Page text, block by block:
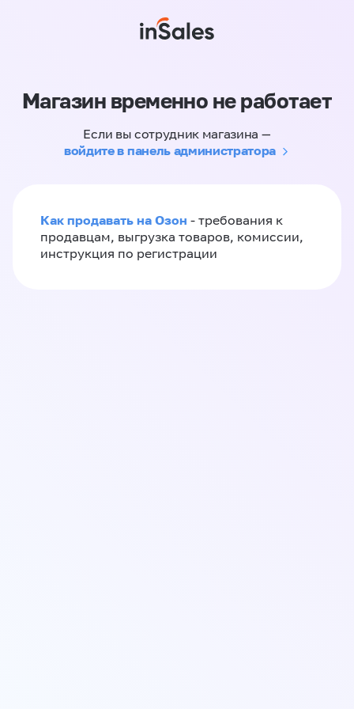
Магазин временно не работает
Если вы сотрудник магазина —
войдите в панель администратора
Как продавать на Озон - требования к
продавцам, выгрузка товаров, комиссии,
инструкция по регистрации